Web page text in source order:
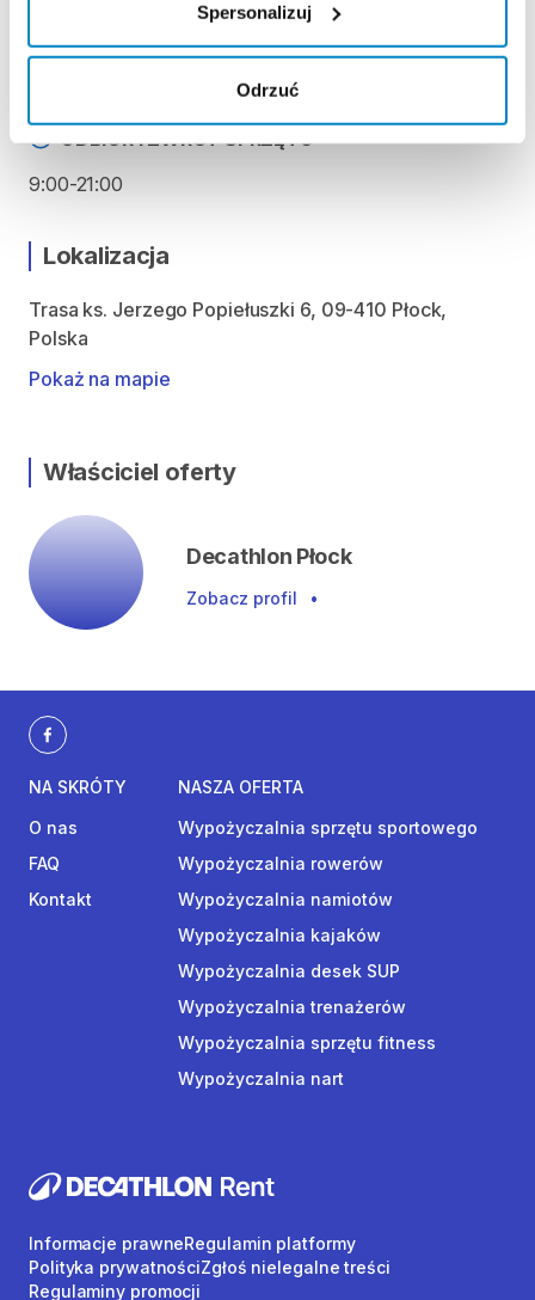
Spersonalizuj
Odrzuć
Nie pobieramy kaucji za wypożyczenie tego
produktu
ODBIÓR I ZWROT SPRZĘTU
9:00-21:00
Lokalizacja
Trasa ks. Jerzego Popiełuszki 6, 09-410 Płock,
Polska
Pokaż na mapie
Właściciel oferty
Decathlon Płock
Zobacz profil •
NA SKRÓTY
O nas
FAQ
Kontakt
NASZA OFERTA
Wypożyczalnia sprzętu sportowego
Wypożyczalnia rowerów
Wypożyczalnia namiotów
Wypożyczalnia kajaków
Wypożyczalnia desek SUP
Wypożyczalnia trenażerów
Wypożyczalnia sprzętu fitness
Wypożyczalnia nart
Informacje prawneRegulamin platformy
Polityka prywatnościZgłoś nielegalne treści
Regulaminy promocji